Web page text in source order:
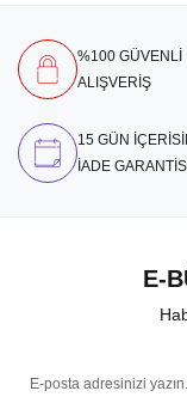
%100 GÜVENLİ
ALIŞVERİŞ
15 GÜN
İADE GARANTİSİ
E-